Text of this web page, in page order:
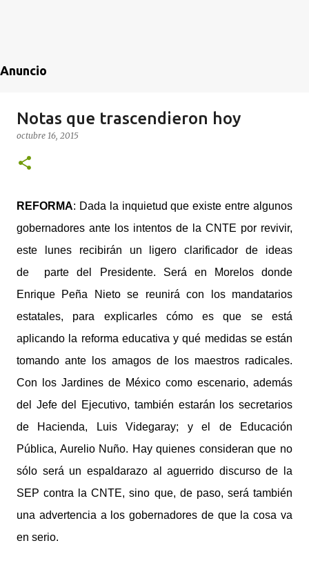
Anuncio
Notas que trascendieron hoy
octubre 16, 2015
REFORMA: Dada la inquietud que existe entre algunos
gobernadores ante los intentos de la CNTE por revivir,
este lunes recibirán un ligero clarificador de ideas
de parte del Presidente. Será en Morelos donde
Enrique Peña Nieto se reunirá con los mandatarios
estatales, para explicarles cómo es que se está
aplicando la reforma educativa y qué medidas se están
tomando ante los amagos de los maestros radicales.
Con los Jardines de México como escenario, además
del Jefe del Ejecutivo, también estarán los secretarios
de Hacienda, Luis Videgaray; y el de Educación
Pública, Aurelio Nuño. Hay quienes consideran que no
sólo será un espaldarazo al aguerrido discurso de la
SEP contra la CNTE, sino que, de paso, será también
una advertencia a los gobernadores de que la cosa va
en serio.